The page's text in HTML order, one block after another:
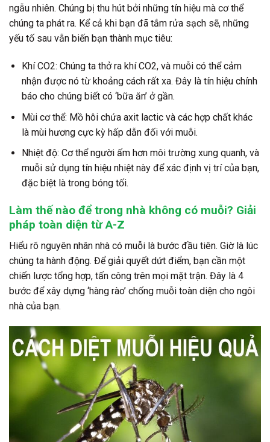
ngẫu nhiên. Chúng bị thu hút bởi những tín hiệu mà cơ thể
chúng ta phát ra. Kể cả khi bạn đã tắm rửa sạch sẽ, những
yếu tố sau vẫn biến bạn thành mục tiêu:
Khí CO2: Chúng ta thở ra khí CO2, và muỗi có thể cảm
nhận được nó từ khoảng cách rất xa. Đây là tín hiệu chính
báo cho chúng biết có ‘bữa ăn’ ở gần.
Mùi cơ thể: Mồ hôi chứa axit lactic và các hợp chất khác
là mùi hương cực kỳ hấp dẫn đối với muỗi.
Nhiệt độ: Cơ thể người ấm hơn môi trường xung quanh, và
muỗi sử dụng tín hiệu nhiệt này để xác định vị trí của bạn,
đặc biệt là trong bóng tối.
Làm thế nào để trong nhà không có muỗi? Giải
pháp toàn diện từ A-Z
Hiểu rõ nguyên nhân nhà có muỗi là bước đầu tiên. Giờ là lúc
chúng ta hành động. Để giải quyết dứt điểm, bạn cần một
chiến lược tổng hợp, tấn công trên mọi mặt trận. Đây là 4
bước để xây dựng ‘hàng rào’ chống muỗi toàn diện cho ngôi
nhà của bạn.